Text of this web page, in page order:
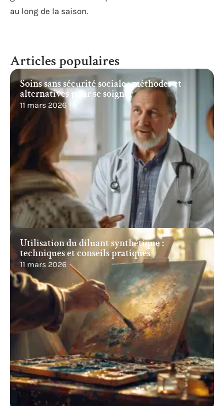
moins de nourriture pour les algues, ce qui prévient
TAC: entre 80 et 120 ppm
TH: entre 100 et 200 ppm
Ces bonnes pratiques, combinées à l’utilisation de
produits écologiques et à un entretien régulier,
garantissent une eau de piscine claire et saine tout
au long de la saison.
Articles populaires
Soins sans sécurité sociale : méthodes et
alternatives pour se soigner
11 mars 2026
Utilisation du diluant synthétique :
techniques et conseils pratiques
11 mars 2026